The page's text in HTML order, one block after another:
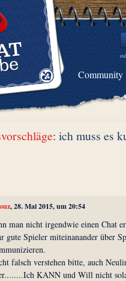
Community
: ich muss es
, 28. Mai 2015, um 20:54
man nicht irgendwie einen Chat
gute Spieler miteinanander über
falsch verstehen bitte, auch
KANN und Will nicht